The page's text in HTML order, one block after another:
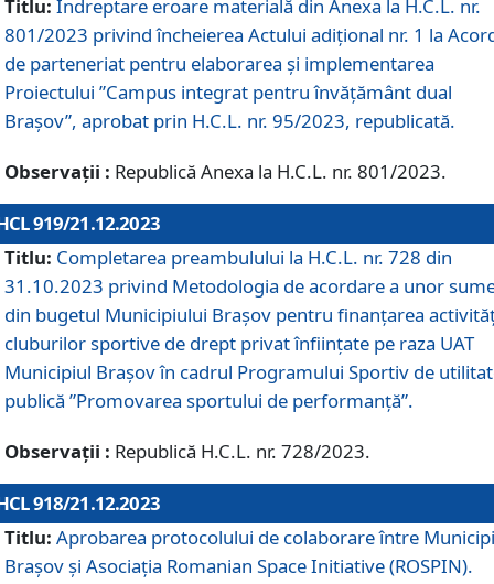
Titlu: Îndreptare eroare materială din Anexa la H.C.L. nr.
801/2023 privind încheierea Actului adițional nr. 1 la
de parteneriat pentru elaborarea și implementarea
Proiectului ”Campus integrat pentru învățământ dual
Brașov”, aprobat prin H.C.L. nr. 95/2023, republicată.
Observații : Republică Anexa la H.C.L. nr. 801/2023.
919/21.12.2023
Titlu: Completarea preambulului la H.C.L. nr. 728 din
31.10.2023 privind Metodologia de acordare a unor
din bugetul Municipiului Brașov pentru finanțarea
cluburilor sportive de drept privat înființate pe raza UAT
Municipiul Brașov în cadrul Programului Sportiv de
publică ”Promovarea sportului de performanță”.
Observații : Republică H.C.L. nr. 728/2023.
918/21.12.2023
Titlu: Aprobarea protocolului de colaborare între
Brașov și Asociația Romanian Space Initiative (ROSPIN).